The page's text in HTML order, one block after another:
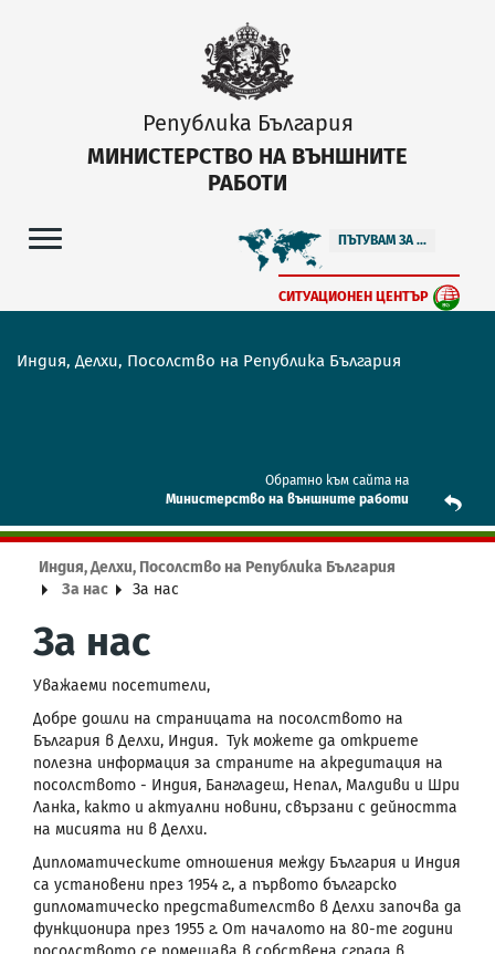
Република България
МИНИСТЕРСТВО НА ВЪНШНИТЕ
РАБОТИ
ПЪТУВАМ ЗА ...
СИТУАЦИОНЕН ЦЕНТЪР
Индия, Делхи, Посолство на Република България
Обратно към сайта на
Mинистерство на външните работи
Индия, Делхи, Посолство на Република България
За нас
За нас
За нас
Уважаеми посетители,
Добре дошли на страницата на посолството на
България в Делхи, Индия. Тук можете да откриете
полезна информация за страните на акредитация на
посолството - Индия, Бангладеш, Непал, Малдиви и Шри
Ланка, както и актуални новини, свързани с дейността
на мисията ни в Делхи.
Дипломатическите отношения между България и Индия
са установени през 1954 г., а първото българско
дипломатическо представителство в Делхи започва да
функционира през 1955 г. От началото на 80-те години